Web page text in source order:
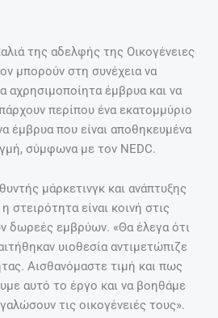
της αδελφής της Οικογένειες
μπορούν στη συνέχεια να
αχρησιμοποίητα έμβρυα και να
περίπου ένα εκατομμύριο
έμβρυα που είναι αποθηκευμένα
σύμφωνα με τον NEDC.
μάρκετινγκ και ανάπτυξης
στειρότητα είναι κοινή στις
δωρεές εμβρύων. «Θα έλεγα ότι
υιοθεσία αντιμετώπιζε
Αισθανόμαστε τιμή και πως
αυτό το έργο και να βοηθάμε
τις οικογένειές τους».